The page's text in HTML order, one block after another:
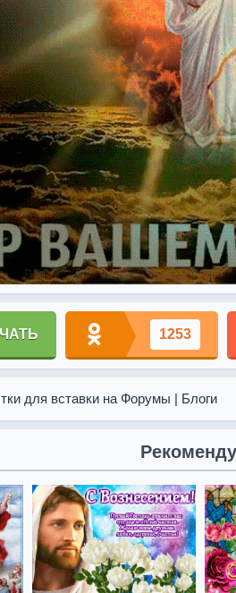
1253
для вставки на Форумы | Блоги